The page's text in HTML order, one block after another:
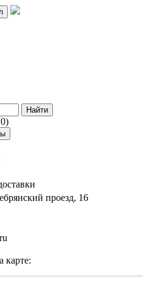
проезд, 16
карте: